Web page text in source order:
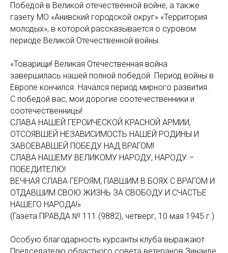
Победой в Великой отечественной войне, а также
газету МО «Анивский городской округ» «Территория
молодых», в которой рассказывается о суровом
периоде Великой Отечественной войны.
«Товарищи! Великая Отечественная война
завершилась нашей полной победой. Период войны в
Европе кончился. Начался период мирного развития.
С победой вас, мои дорогие соотечественники и
соотечественницы!
СЛАВА НАШЕЙ ГЕРОИЧЕСКОЙ КРАСНОЙ АРМИИ,
ОТСОЯВШЕЙ НЕЗАВИСИМОСТЬ НАШЕЙ РОДИНЫ И
ЗАВОЕВАВШЕЙ ПОБЕДУ НАД ВРАГОМ!
СЛАВА НАШЕМУ ВЕЛИКОМУ НАРОДУ, НАРОДУ –
ПОБЕДИТЕЛЮ!
ВЕЧНАЯ СЛАВА ГЕРОЯМ, ПАВШИМ В БОЯХ С ВРАГОМ И
ОТДАВШИМ СВОЮ ЖИЗНЬ ЗА СВОБОДУ И СЧАСТЬЕ
НАШЕГО НАРОДА!»
(Газета ПРАВДА № 111 (9882), четверг, 10 мая 1945 г.)
Особую благодарность курсанты клуба выражают